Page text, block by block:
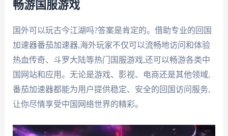
畅游国服游戏
国外可以玩古今江湖吗?答案是肯定的。借助专业的回国
加速器番茄加速器,海外玩家不仅可以流畅地访问和体验
热血传奇、斗罗大陆等热门国服游戏,还可以畅游各类中
国网站和应用。无论是游戏、影视、电商还是其他领域,
番茄加速器都能为用户提供稳定、安全的回国访问服务,
让你尽情享受中国网络世界的精彩。